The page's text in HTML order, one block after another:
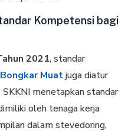
Kompetensi bagi
2021, standar
Muatjuga diatur
SKKNI menetapkan standar
oleh tenaga kerja
dalam stevedoring,